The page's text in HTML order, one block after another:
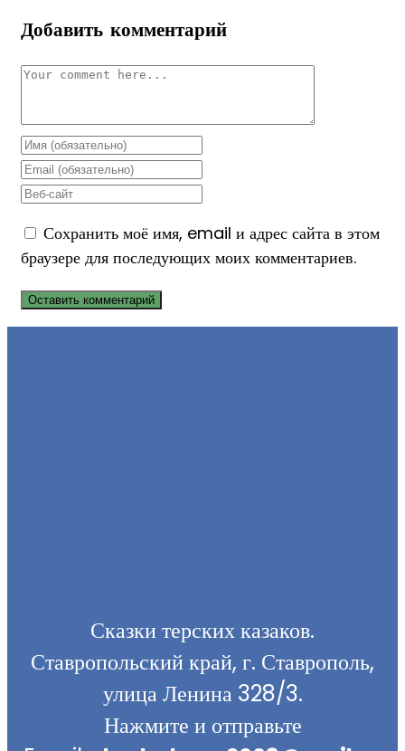
Добавить комментарий
Комментарий
Enter
your
name
username
to
comment
Enter
your
address
to
comment
Enter
website
URL
(optional)
Сохранить моё имя, email и адрес сайта в этом
браузере для последующих моих комментариев.
Сказки терских казаков.
Ставропольский край, г. Ставрополь,
улица Ленина 328/3.
Нажмите и отправьте